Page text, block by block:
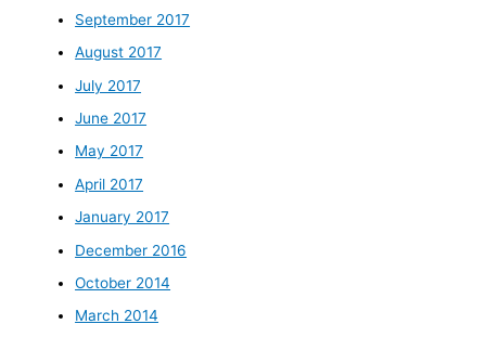
September 2017
August 2017
July 2017
June 2017
May 2017
April 2017
January 2017
December 2016
October 2014
March 2014